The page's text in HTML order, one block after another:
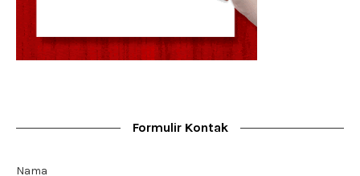
Formulir Kontak
Nama